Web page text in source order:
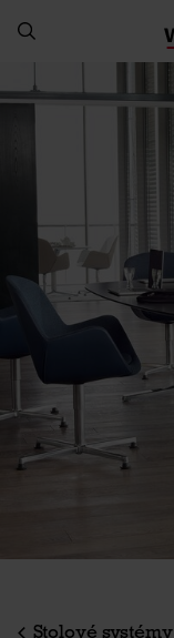
Stolové systémy